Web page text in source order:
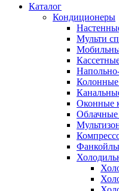
Каталог
Кондиционеры
Мульти
Оконные
Фанкойлы